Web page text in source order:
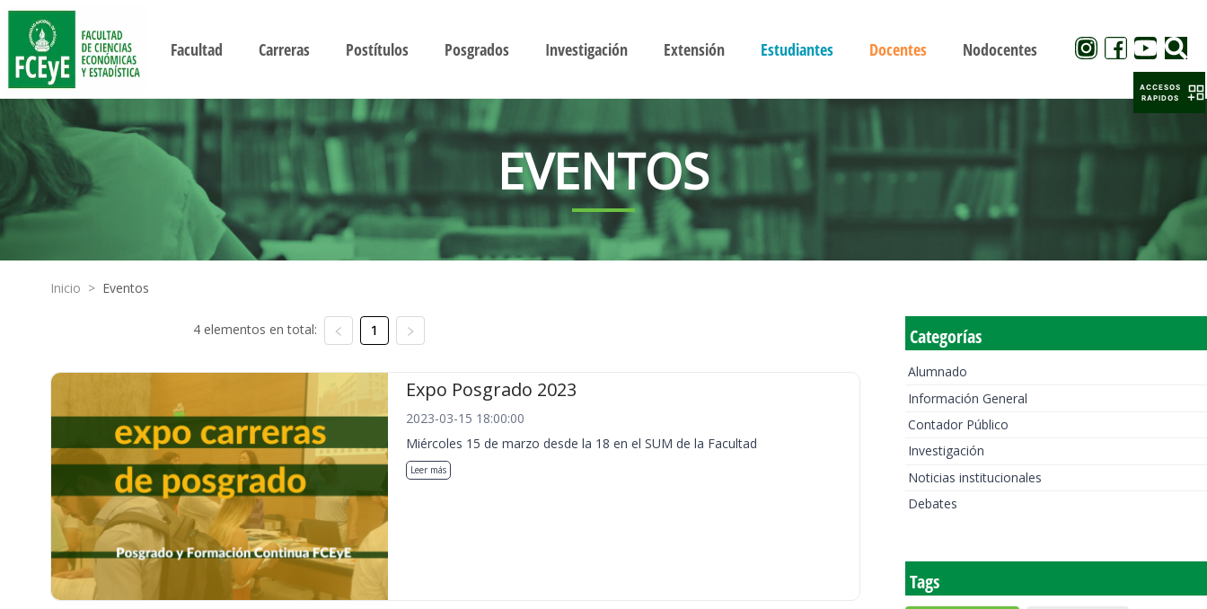
Facultad Carreras Postítulos Posgrados Investigación Extensión Estudiantes Docentes Nodocentes
EVENTOS
Inicio > Eventos
4 elementos en total: 1
Expo Posgrado 2023
2023-03-15 18:00:00
Miércoles 15 de marzo desde la 18 en el SUM de la Facultad
Leer más
Categorías
Alumnado
Información General
Contador Público
Investigación
Noticias institucionales
Debates
Tags
ACCESOS
RAPIDOS